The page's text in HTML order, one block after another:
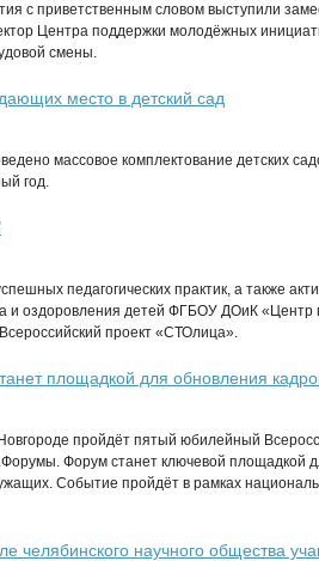
с приветственным словом выступили
Центра поддержки молодёжных
смены.
место в детский сад
массовое комплектование детских
год.
педагогических практик, а также
и оздоровления детей ФГБОУ ДОиК «Центр
проект «СТОлица».
площадкой для обновления
пройдёт пятый юбилейный
Форум станет ключевой площадкой
Событие пройдёт в рамках
челябинского научного общества